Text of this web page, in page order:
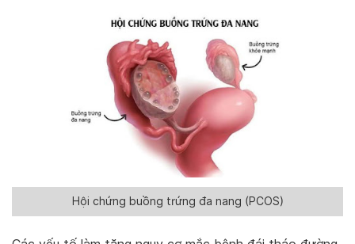
Hội chứng buồng trứng đa nang (PCOS)